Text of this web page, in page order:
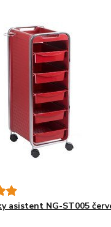
asistent NG-ST005